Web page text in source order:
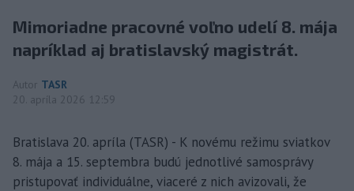
Mimoriadne pracovné voľno udelí 8. mája
napríklad aj bratislavský magistrát.
Autor TASR
20. apríla 2026 12:59
Bratislava 20. apríla (TASR) - K novému režimu sviatkov
8. mája a 15. septembra budú jednotlivé samosprávy
pristupovať individuálne, viaceré z nich avizovali, že